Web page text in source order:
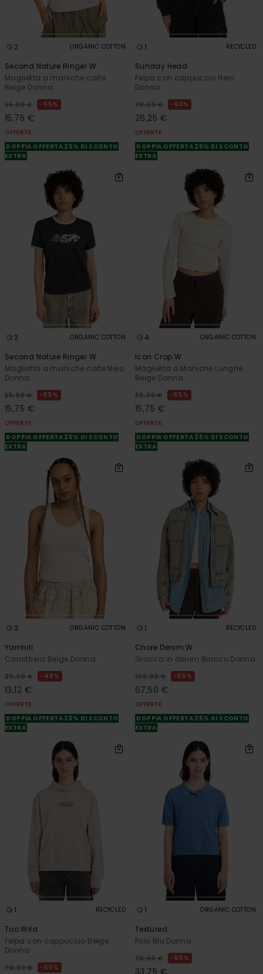
2 ORGANIC COTTON
Second Nature Ringer W
Maglietta a maniche corte
Beige Donna
35,00 € 55%
15,75 €
OFFERTE
DOPPIA OFFERTA 25% DI SCONTO
EXTRA
1 RECYCLED
Sunday Head
Felpa con cappuccio Nero
Donna
70,00 € 63%
26,25 €
OFFERTE
DOPPIA OFFERTA 25% DI SCONTO
EXTRA
2 ORGANIC COTTON
Second Nature Ringer W
Maglietta a maniche corte Nero
Donna
35,00 € 55%
15,75 €
OFFERTE
DOPPIA OFFERTA 25% DI SCONTO
EXTRA
4 ORGANIC COTTON
Icon Crop W
Maglietta a Maniche Lunghe
Beige Donna
35,00 € 55%
15,75 €
OFFERTE
DOPPIA OFFERTA 25% DI SCONTO
EXTRA
3 ORGANIC COTTON
Yarnhill
Canottiera Beige Donna
25,00 € 48%
13,12 €
OFFERTE
DOPPIA OFFERTA 25% DI SCONTO
EXTRA
1 RECYCLED
Chore Denim W
Giacca in denim Bianco Donna
150,00 € 55%
67,50 €
OFFERTE
DOPPIA OFFERTA 25% DI SCONTO
EXTRA
1 RECYCLED
Too Wild
Felpa con cappuccio Beige
Donna
70,00 € 55%
1 ORGANIC COTTON
Textured
Polo Blu Donna
75,00 € 55%
33,75 €